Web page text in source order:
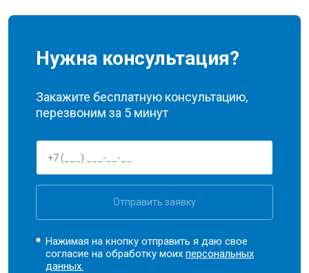
Нужна консультация?
Закажите бесплатную консультацию,
перезвоним за 5 минут
Отправить заявку
Нажимая на кнопку отправить я даю свое
согласие на обработку моихперсональных
данных.